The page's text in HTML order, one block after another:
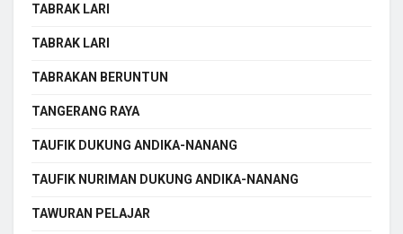
TABRAK LARI
TABRAK LARI
TABRAKAN BERUNTUN
TANGERANG RAYA
TAUFIK DUKUNG ANDIKA-NANANG
TAUFIK NURIMAN DUKUNG ANDIKA-NANANG
TAWURAN PELAJAR